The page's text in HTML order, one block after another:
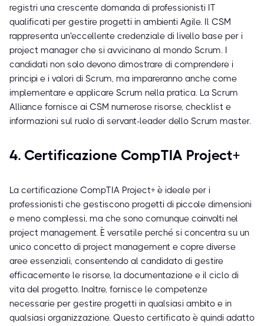
registri una crescente domanda di professionisti IT
qualificati per gestire progetti in ambienti Agile. Il CSM
rappresenta un'eccellente credenziale di livello base per i
project manager che si avvicinano al mondo Scrum. I
candidati non solo devono dimostrare di comprendere i
principi e i valori di Scrum, ma impareranno anche come
implementare e applicare Scrum nella pratica. La Scrum
Alliance fornisce ai CSM numerose risorse, checklist e
informazioni sul ruolo di servant-leader dello Scrum master.
4. Certificazione CompTIA Project+
La certificazione CompTIA Project+ è ideale per i
professionisti che gestiscono progetti di piccole dimensioni
e meno complessi, ma che sono comunque coinvolti nel
project management. È versatile perché si concentra su un
unico concetto di project management e copre diverse
aree essenziali, consentendo al candidato di gestire
efficacemente le risorse, la documentazione e il ciclo di
vita del progetto. Inoltre, fornisce le competenze
necessarie per gestire progetti in qualsiasi ambito e in
qualsiasi organizzazione. Questo certificato è quindi adatto